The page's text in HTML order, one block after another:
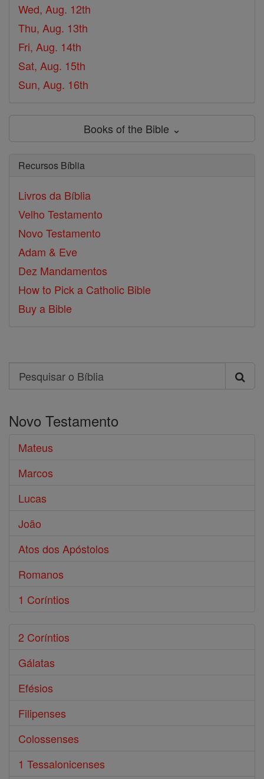
Wed, Aug. 12th
Thu, Aug. 13th
Fri, Aug. 14th
Sat, Aug. 15th
Sun, Aug. 16th
Books of the Bible ⌄
Recursos Bíblia
Livros da Bíblia
Velho Testamento
Novo Testamento
Adam & Eve
Dez Mandamentos
How to Pick a Catholic Bible
Buy a Bible
Search
Pesquisar
Bíblia
Novo Testamento
Mateus
Marcos
Lucas
João
Atos dos Apóstolos
Romanos
1 Coríntios
2 Coríntios
Gálatas
Efésios
Filipenses
Colossenses
1 Tessalonicenses